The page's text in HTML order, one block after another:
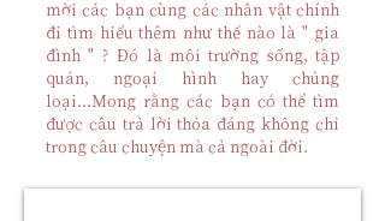
mời các bạn cùng các nhân vật chính
đi tìm hiểu thêm như thế nào là " gia
đình " ? Đó là môi trường sống, tập
quán, ngoại hình hay chủng
loại...Mong rằng các bạn có thể tìm
được câu trả lời thỏa đáng không chỉ
trong câu chuyện mà cả ngoài đời.